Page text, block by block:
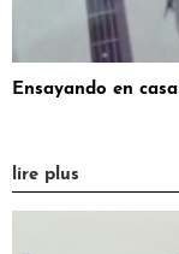
Ensayando en casa
lire plus